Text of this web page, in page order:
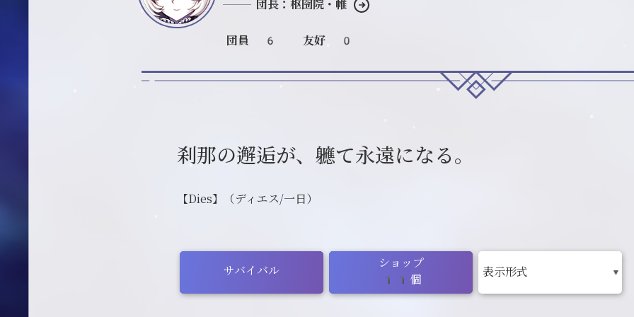
団長：枢囹院・帷
団員 6 友好 0
刹那の邂逅が、軈て永遠になる。
【Dies】（ディエス/一日）
サバイバル
ショップ
11個